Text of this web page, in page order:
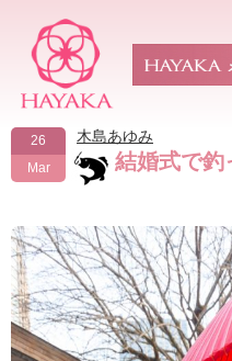
26
Mar
木島あゆみ
結婚式で釣